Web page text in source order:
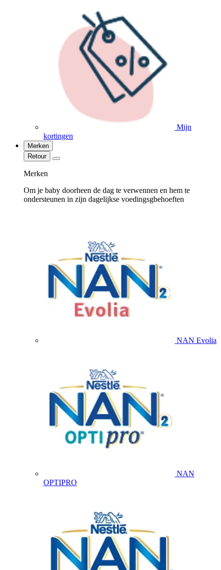
Mijn
kortingen
Merken
Retour
Merken
Om je baby doorheen de dag te verwennen en hem te
ondersteunen in zijn dagelijkse voedingsgbehoeften
NAN Evolia
NAN
OPTIPRO